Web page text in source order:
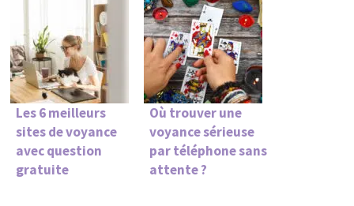
Les 6 meilleurs
sites de voyance
avec question
gratuite
Où trouver une
voyance sérieuse
par téléphone sans
attente ?